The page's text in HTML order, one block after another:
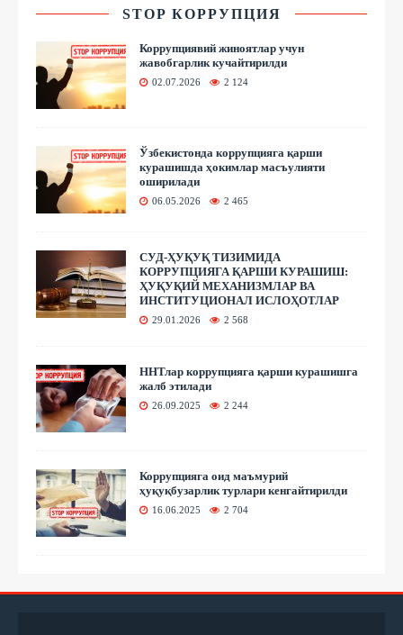
STOP КОРРУПЦИЯ
Коррупциявий жиноятлар учун
жавобгарлик кучайтирилди
02.07.2026 2 124
Ўзбекистонда коррупцияга қарши
курашишда ҳокимлар масъулияти
оширилади
06.05.2026 2 465
СУД-ҲУҚУҚ ТИЗИМИДА
КОРРУПЦИЯГА ҚАРШИ КУРАШИШ:
ҲУҚУҚИЙ МЕХАНИЗМЛАР ВА
ИНСТИТУЦИОНАЛ ИСЛОҲОТЛАР
29.01.2026 2 568
ННТлар коррупцияга қарши курашишга
жалб этилади
26.09.2025 2 244
Коррупцияга оид маъмурий
ҳуқуқбузарлик турлари кенгайтирилди
16.06.2025 2 704